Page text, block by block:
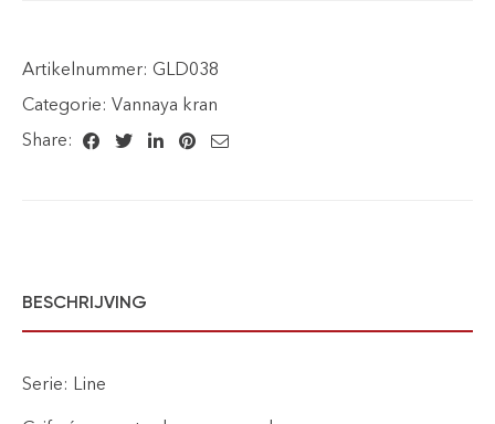
Artikelnummer: GLD038
Categorie: Vannaya kran
Share:
BESCHRIJVING
Serie: Line